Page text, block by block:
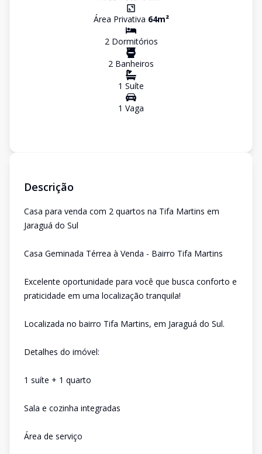
Área Privativa 64m²
2Dormitórios
2 Banheiros
1 Suíte
1 Vaga
Descrição
Casa para venda com 2 quartos na Tifa Martins em
Jaraguá do Sul
Casa Geminada Térrea à Venda - Bairro Tifa Martins
Excelente oportunidade para você que busca conforto e
praticidade em uma localização tranquila!
Localizada no bairro Tifa Martins, em Jaraguá do Sul.
Detalhes do imóvel:
1 suíte + 1 quarto
Sala e cozinha integradas
Área de serviço